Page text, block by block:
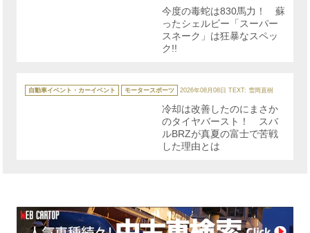
今度の毒蛇は830馬力！ 蘇
ったシェルビー「スーパー
スネーク」は狂暴なスペッ
ク!!
カ
テ
ゴ
自動車イベント・カーイベント モータースポーツ 2026年08月08日 TEXT: 雪岡直樹
冷却は改善したのにまさか
のタイヤバースト！ スバ
ルBRZが真夏の富士で苦戦
した理由とは